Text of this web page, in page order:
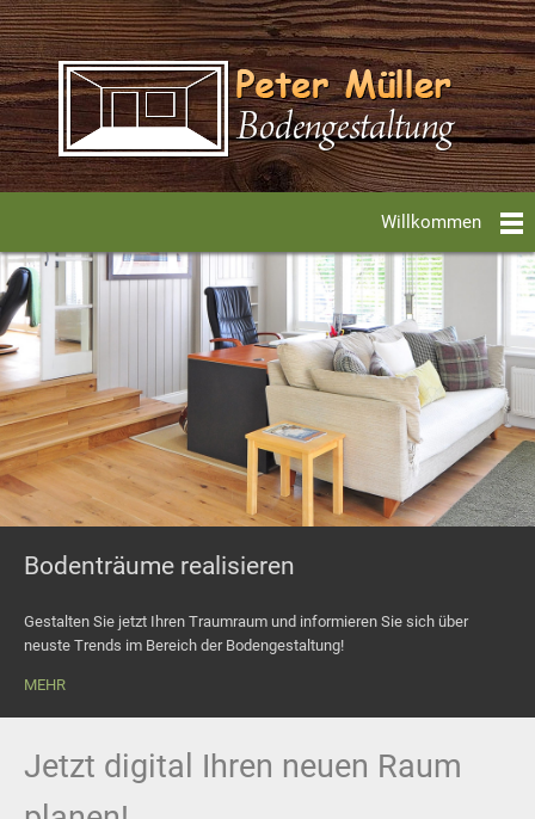
Willkommen
Bodenträume realisieren
Gestalten Sie jetzt Ihren Traumraum und informieren Sie sich über
neuste Trends im Bereich der Bodengestaltung!
MEHR
Jetzt digital Ihren neuen Raum